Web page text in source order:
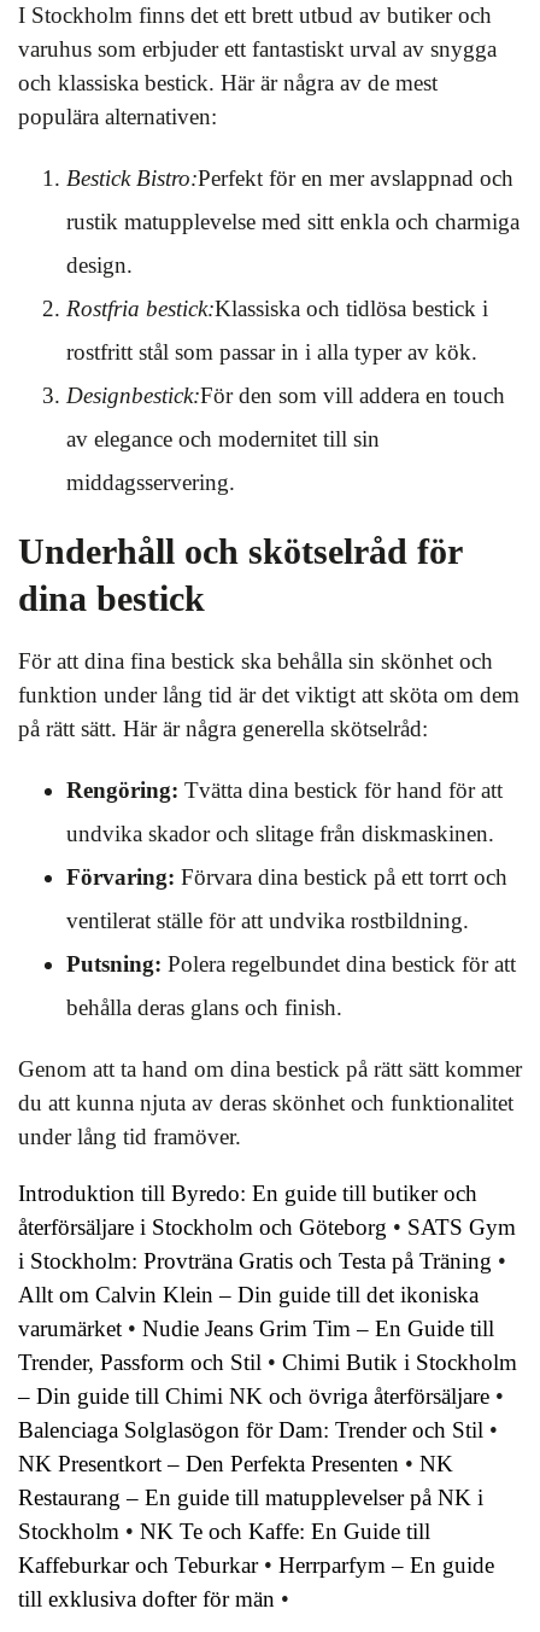
I Stockholm finns det ett brett utbud av butiker och
varuhus som erbjuder ett fantastiskt urval av snygga
och klassiska bestick. Här är några av de mest
populära alternativen:
Bestick Bistro:Perfekt för en mer avslappnad och
rustik matupplevelse med sitt enkla och charmiga
design.
Rostfria bestick:Klassiska och tidlösa bestick i
rostfritt stål som passar in i alla typer av kök.
Designbestick:För den som vill addera en touch
av elegance och modernitet till sin
middagsservering.
Underhåll och skötselråd för
dina bestick
För att dina fina bestick ska behålla sin skönhet och
funktion under lång tid är det viktigt att sköta om dem
på rätt sätt. Här är några generella skötselråd:
Rengöring: Tvätta dina bestick för hand för att
undvika skador och slitage från diskmaskinen.
Förvaring: Förvara dina bestick på ett torrt och
ventilerat ställe för att undvika rostbildning.
Putsning: Polera regelbundet dina bestick för att
behålla deras glans och finish.
Genom att ta hand om dina bestick på rätt sätt kommer
du att kunna njuta av deras skönhet och funktionalitet
under lång tid framöver.
Introduktion till Byredo: En guide till butiker och
återförsäljare i Stockholm och Göteborg • SATS Gym
i Stockholm: Provträna Gratis och Testa på Träning •
Allt om Calvin Klein – Din guide till det ikoniska
varumärket • Nudie Jeans Grim Tim – En Guide till
Trender, Passform och Stil • Chimi Butik i Stockholm
– Din guide till Chimi NK och övriga återförsäljare •
Balenciaga Solglasögon för Dam: Trender och Stil •
NK Presentkort – Den Perfekta Presenten • NK
Restaurang – En guide till matupplevelser på NK i
Stockholm • NK Te och Kaffe: En Guide till
Kaffeburkar och Teburkar• Herrparfym – En guide
till exklusiva dofter för män •